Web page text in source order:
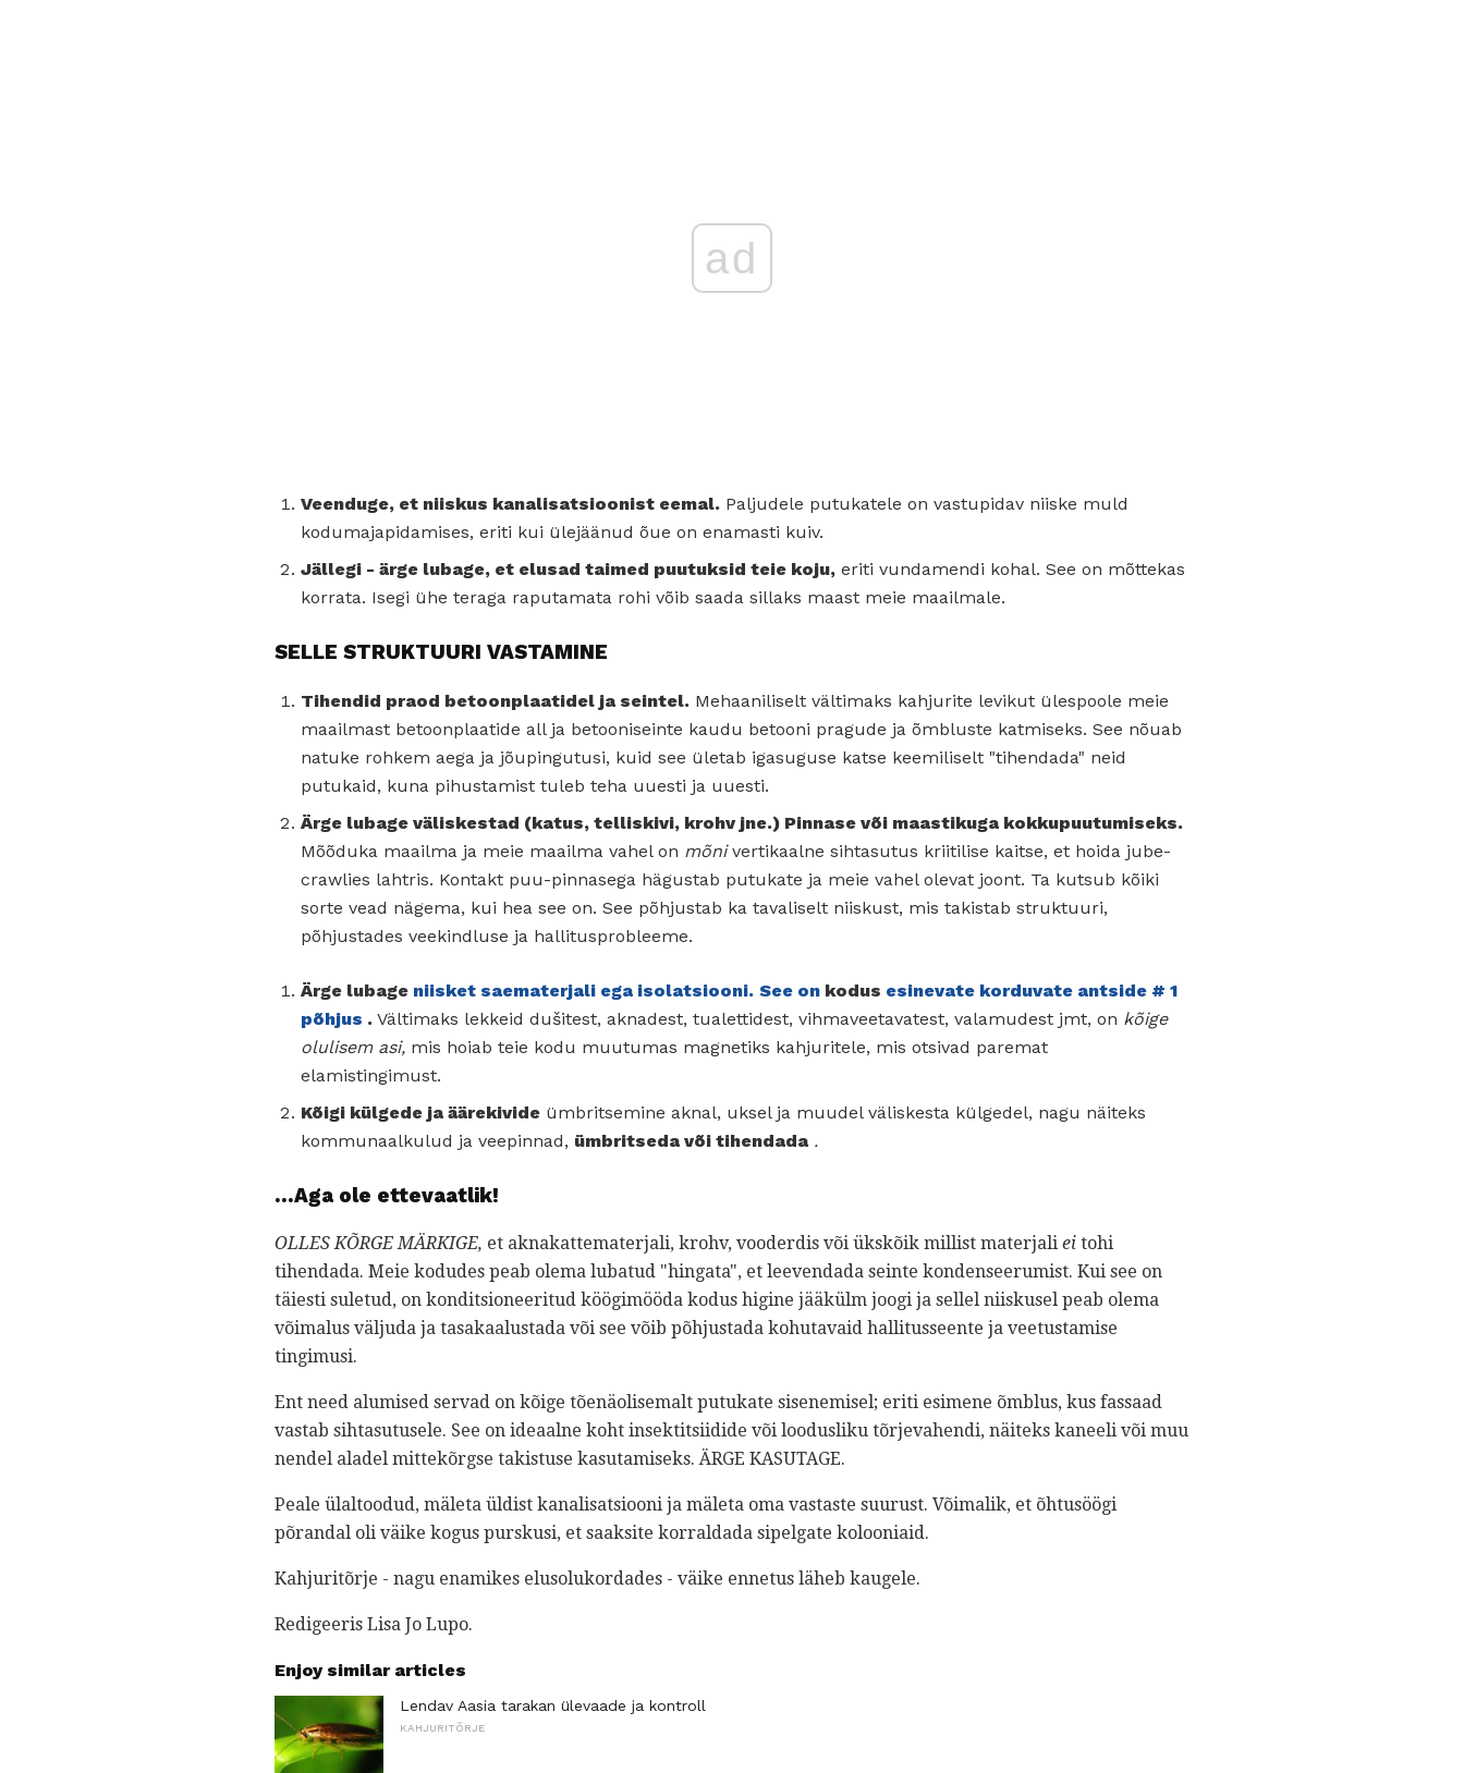
ad
Veenduge, et niiskus kanalisatsioonist eemal. Paljudele putukatele on vastupidav niiske muld
kodumajapidamises, eriti kui ülejäänud õue on enamasti kuiv.
Jällegi - ärge lubage, et elusad taimed puutuksid teie koju, eriti vundamendi kohal. See on mõttekas
korrata. Isegi ühe teraga raputamata rohi võib saada sillaks maast meie maailmale.
SELLE STRUKTUURI VASTAMINE
Tihendid praod betoonplaatidel ja seintel. Mehaaniliselt vältimaks kahjurite levikut ülespoole meie
maailmast betoonplaatide all ja betooniseinte kaudu betooni pragude ja õmbluste katmiseks. See nõuab
natuke rohkem aega ja jõupingutusi, kuid see ületab igasuguse katse keemiliselt "tihendada" neid
putukaid, kuna pihustamist tuleb teha uuesti ja uuesti.
Ärge lubage väliskestad (katus, telliskivi, krohv jne.) Pinnase või maastikuga kokkupuutumiseks.
Mõõduka maailma ja meie maailma vahel on mõnivertikaalne sihtasutus kriitilise kaitse, et hoida jube-
crawlies lahtris. Kontakt puu-pinnasega hägustab putukate ja meie vahel olevat joont. Ta kutsub kõiki
sorte vead nägema, kui hea see on. See põhjustab ka tavaliselt niiskust, mis takistab struktuuri,
põhjustades veekindluse ja hallitusprobleeme.
Ärge lubage niisket saematerjali ega isolatsiooni. See on kodus esinevate korduvate antside # 1
põhjus . Vältimaks lekkeid dušitest, aknadest, tualettidest, vihmaveetavatest, valamudest jmt, on kõige
olulisem asi, mis hoiab teie kodu muutumas magnetiks kahjuritele, mis otsivad paremat
elamistingimust.
Kõigi külgede ja äärekivide ümbritsemine aknal, uksel ja muudel väliskesta külgedel, nagu näiteks
kommunaalkulud ja veepinnad, ümbritseda või tihendada .
...Aga ole ettevaatlik!
OLLES KÕRGE MÄRKIGE, et aknakattematerjali, krohv, vooderdis või ükskõik millist materjali ei tohi
tihendada. Meie kodudes peab olema lubatud "hingata", et leevendada seinte kondenseerumist. Kui see on
täiesti suletud, on konditsioneeritud köögimööda kodus higine jääkülm joogi ja sellel niiskusel peab olema
võimalus väljuda ja tasakaalustada või see võib põhjustada kohutavaid hallitusseente ja veetustamise
tingimusi.
Ent need alumised servad on kõige tõenäolisemalt putukate sisenemisel; eriti esimene õmblus, kus fassaad
vastab sihtasutusele. See on ideaalne koht insektitsiidide või loodusliku tõrjevahendi, näiteks kaneeli või muu
nendel aladel mittekõrgse takistuse kasutamiseks. ÄRGE KASUTAGE.
Peale ülaltoodud, mäleta üldist kanalisatsiooni ja mäleta oma vastaste suurust. Võimalik, et õhtusöögi
põrandal oli väike kogus purskusi, et saaksite korraldada sipelgate kolooniaid.
Kahjuritõrje - nagu enamikes elusolukordades - väike ennetus läheb kaugele.
Redigeeris Lisa Jo Lupo.
Enjoy similar articles
Lendav Aasia tarakan ülevaade ja kontroll
KAHJURITÕRJE